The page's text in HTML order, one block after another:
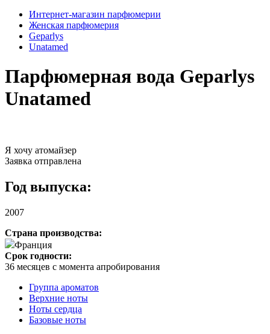
Интернет-магазин парфюмерии
Женская парфюмерия
Geparlys
Unatamed
Парфюмерная вода Geparlys
Unatamed
Я хочу атомайзер
Заявка отправлена
Год выпуска:
2007
Страна производства:
Франция
Срок годности:
36 месяцев с момента апробирования
Группа ароматов
Верхние ноты
Ноты сердца
Базовые ноты